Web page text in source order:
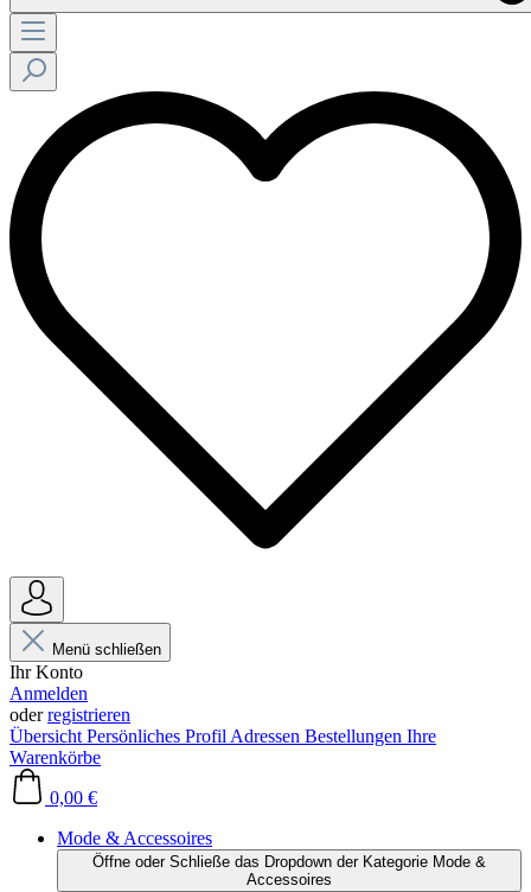
Menü schließen
Ihr Konto
Anmelden
oderregistrieren
Übersicht Persönliches Profil Adressen Bestellungen Ihre
Warenkörbe
0,00 €
Mode & Accessoires
Öffne oder Schließe das Dropdown der Kategorie Mode &
Accessoires